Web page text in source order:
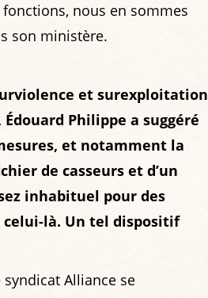
fonctions, nous en sommes
son ministère.
et surexploitation
Édouard Philippe a suggéré
et notamment la
de casseurs et d’un
inhabituel pour des
là. Un tel dispositif
Alliance se